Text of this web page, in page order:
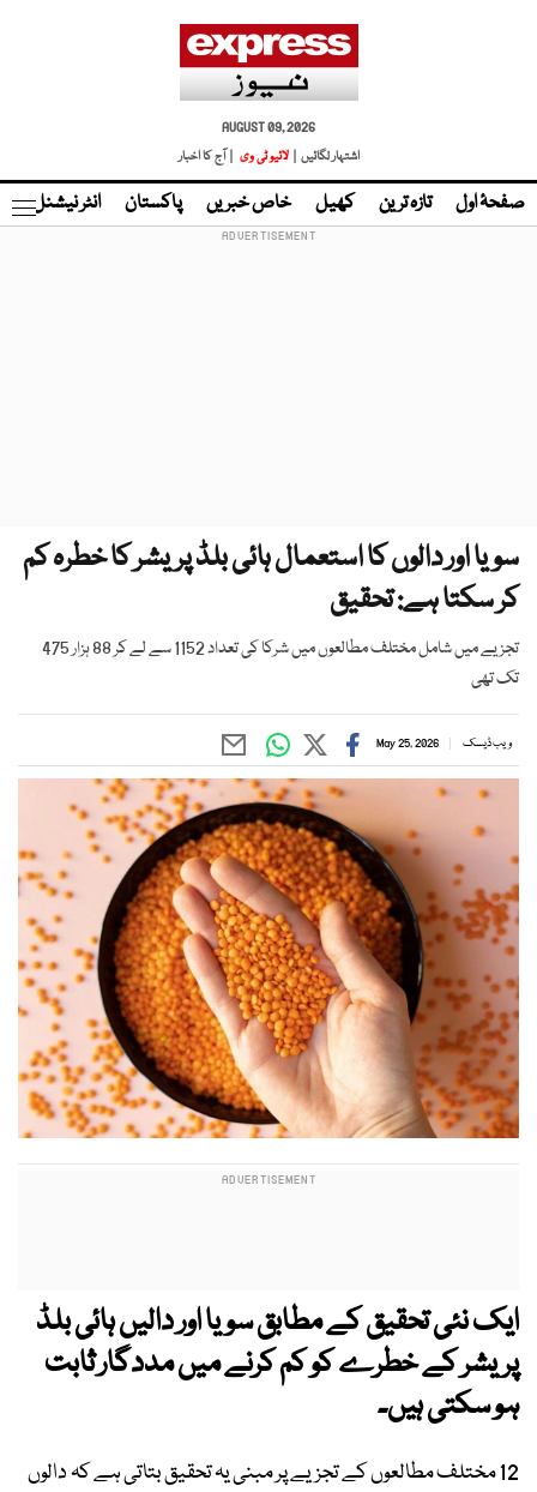
AUGUST 09, 2026
اشتہار لگائیں |
لائیو ٹی وی | آج کا اخبار
صفحۂ اول تازہ ترین کھیل خاص خبریں پاکستان انٹر نیشنل
سویا اور دالوں کا استعمال ہائی بلڈ پریشر کا خطرہ کم
کر سکتا ہے: تحقیق
تجزیے میں شامل مختلف مطالعوں میں شرکا کی تعداد 1152 سے لے کر 88 ہزار 475
تک تھی
ویب ڈیسک May 25, 2026
ایک نئی تحقیق کے مطابق سویا اور دالیں ہائی بلڈ
پریشر کے خطرے کو کم کرنے میں مددگار ثابت
ہو سکتی ہیں۔
12 مختلف مطالعوں کے تجزیے پر مبنی یہ تحقیق بتاتی ہے کہ دالوں